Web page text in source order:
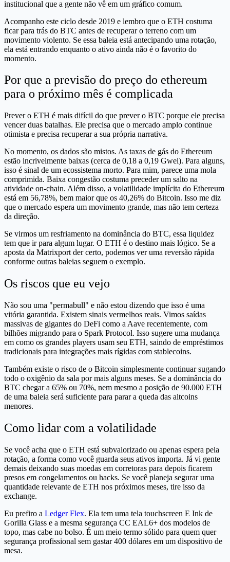
institucional que a gente não vê em um gráfico comum.
Acompanho este ciclo desde 2019 e lembro que o ETH costuma
ficar para trás do BTC antes de recuperar o terreno com um
movimento violento. Se essa baleia está antecipando uma rotação,
ela está entrando enquanto o ativo ainda não é o favorito do
momento.
Por que a previsão do preço do ethereum
para o próximo mês é complicada
Prever o ETH é mais difícil do que prever o BTC porque ele precisa
vencer duas batalhas. Ele precisa que o mercado amplo continue
otimista e precisa recuperar a sua própria narrativa.
No momento, os dados são mistos. As taxas de gás do Ethereum
estão incrivelmente baixas (cerca de 0,18 a 0,19 Gwei). Para alguns,
isso é sinal de um ecossistema morto. Para mim, parece uma mola
comprimida. Baixa congestão costuma preceder um salto na
atividade on-chain. Além disso, a volatilidade implícita do Ethereum
está em 56,78%, bem maior que os 40,26% do Bitcoin. Isso me diz
que o mercado espera um movimento grande, mas não tem certeza
da direção.
Se virmos um resfriamento na dominância do BTC, essa liquidez
tem que ir para algum lugar. O ETH é o destino mais lógico. Se a
aposta da Matrixport der certo, podemos ver uma reversão rápida
conforme outras baleias seguem o exemplo.
Os riscos que eu vejo
Não sou uma "permabull" e não estou dizendo que isso é uma
vitória garantida. Existem sinais vermelhos reais. Vimos saídas
massivas de gigantes do DeFi como a Aave recentemente, com
bilhões migrando para o Spark Protocol. Isso sugere uma mudança
em como os grandes players usam seu ETH, saindo de empréstimos
tradicionais para integrações mais rígidas com stablecoins.
Também existe o risco de o Bitcoin simplesmente continuar sugando
todo o oxigênio da sala por mais alguns meses. Se a dominância do
BTC chegar a 65% ou 70%, nem mesmo a posição de 90.000 ETH
de uma baleia será suficiente para parar a queda das altcoins
menores.
Como lidar com a volatilidade
Se você acha que o ETH está subvalorizado ou apenas espera pela
rotação, a forma como você guarda seus ativos importa. Já vi gente
demais deixando suas moedas em corretoras para depois ficarem
presos em congelamentos ou hacks. Se você planeja segurar uma
quantidade relevante de ETH nos próximos meses, tire isso da
exchange.
Eu prefiro a Ledger Flex. Ela tem uma tela touchscreen E Ink de
Gorilla Glass e a mesma segurança CC EAL6+ dos modelos de
topo, mas cabe no bolso. É um meio termo sólido para quem quer
segurança profissional sem gastar 400 dólares em um dispositivo de
mesa.